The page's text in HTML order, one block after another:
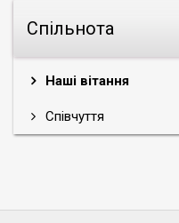
Спільнота
Наші вітання
Співчуття